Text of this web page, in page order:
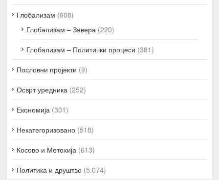
Глобализам (608)
Глобализам – Завера (220)
Глобализам – Политички процеси (381)
Пословни пројекти (9)
Осврт уредника (252)
Економија (301)
Некатегоризовано (518)
Косово и Метохија (613)
Политика и друштво (5.074)